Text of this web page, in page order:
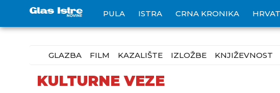
PULA ISTRA CRNA KRONIKA
GLAZBA FILM KAZALIŠTE IZLOŽBE KNJIŽEVNOST
KULTURNE VEZE